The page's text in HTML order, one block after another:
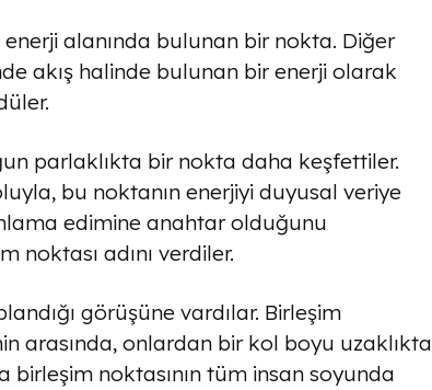
enerji alanında bulunan bir nokta. Diğer
akış halinde bulunan bir enerji olarak
parlaklıkta bir nokta daha keşfettiler.
bu noktanın enerjiyi duyusal veriye
edimine anahtar olduğunu
noktası adını verdiler.
görüşüne vardılar. Birleşim
arasında, onlardan bir kol boyu uzaklıkta
birleşim noktasının tüm insan soyunda